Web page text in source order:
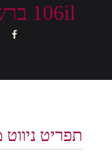
106il ברשתות חברתיות
תפריט